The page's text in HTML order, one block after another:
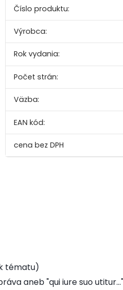
Číslo produktu:
Výrobca:
Rok vydania:
Počet strán:
Väzba:
EAN kód:
tématu)
aneb "qui iure suo utitur..."